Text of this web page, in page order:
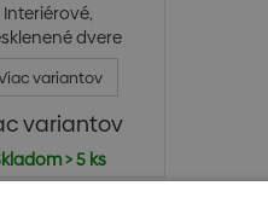
Interiérové,
dvere
8 Výplň sklo
Satinato ( ...
variantov
variantov
> 5 ks